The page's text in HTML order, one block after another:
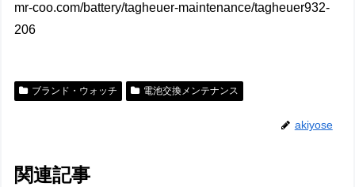
mr-coo.com/battery/tagheuer-maintenance/tagheuer932-
206
ブランド・ウォッチ 電池交換メンテナンス
akiyose
関連記事